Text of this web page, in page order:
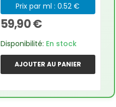
Prix par ml : 0.52 €
59,90 €
Disponibilité: En stock
AJOUTER AU PANIER